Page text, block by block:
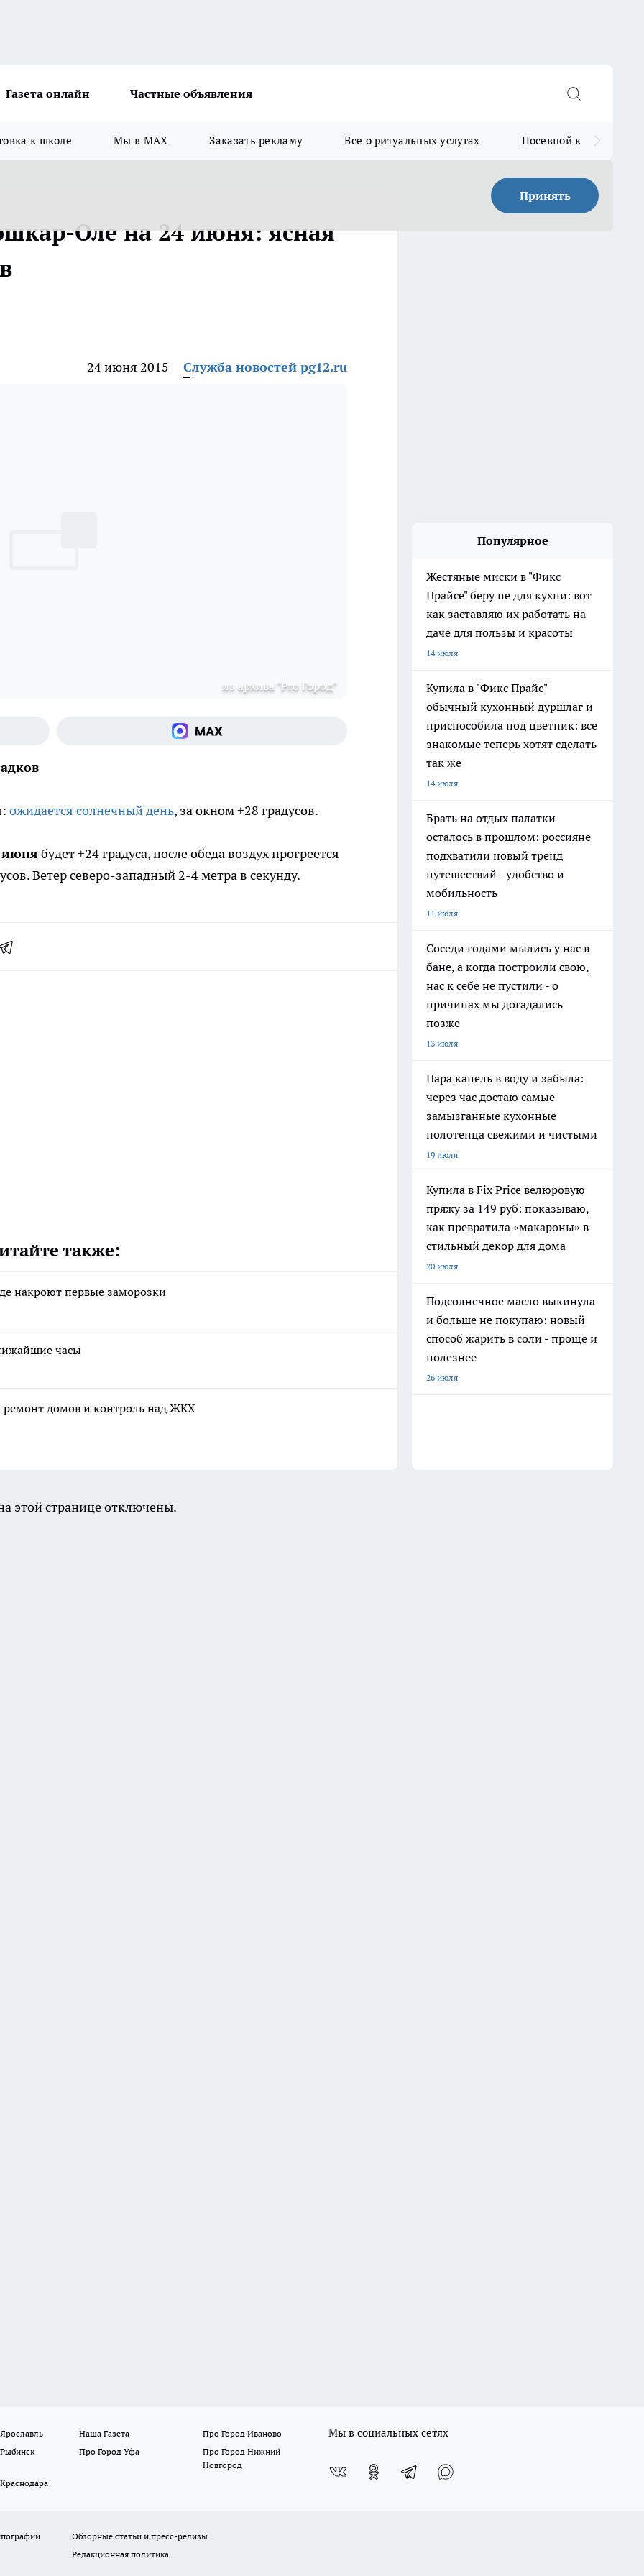
Газета онлайн Частные объявления
к школе Мы в MAX Заказать рекламу Все о ритуальных услугах Посевной календарь
Принять
Оле на 24 июня: ясная
24 июня 2015 Служба новостей pg12.ru
из архива "Pro Город"
ожидается солнечный день, за окном +28 градусов.
июня будет +24 градуса, после обеда воздух прогреется
Ветер северо-западный 2-4 метра в секунду.
также:
накроют первые заморозки
часы
ремонт домов и контроль над ЖКХ
Популярное
Жестяные миски в "Фикс
Прайсе" беру не для кухни: вот
как заставляю их работать на
даче для пользы и красоты
14 июля
Купила в "Фикс Прайс"
обычный кухонный дуршлаг и
приспособила под цветник: все
знакомые теперь хотят сделать
так же
14 июля
Брать на отдых палатки
осталось в прошлом: россияне
подхватили новый тренд
путешествий - удобство и
мобильность
11 июля
Соседи годами мылись у нас в
бане, а когда построили свою,
нас к себе не пустили - о
причинах мы догадались
позже
13 июля
Пара капель в воду и забыла:
через час достаю самые
замызганные кухонные
полотенца свежими и чистыми
19 июля
Купила в Fix Price велюровую
пряжу за 149 руб: показываю,
как превратила «макароны» в
стильный декор для дома
20 июля
Подсолнечное масло выкинула
и больше не покупаю: новый
способ жарить в соли - проще и
полезнее
26 июля
этой странице отключены.
Наша Газета
Про Город Иваново
Про Город Уфа
Про Город Нижний
Новгород
Мы в социальных сетях
Обзорные статьи и пресс-релизы
Редакционная политика